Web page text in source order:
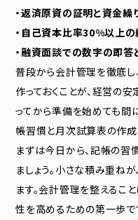
・返済原資の証明と資金繰
・自己資本比率30%以上の
・融資面談での数字の即
普段から会計管理を徹底し
作っておくことが、経営の
ってから準備を始めても間
帳習慣と月次試算表の作成
まずは今日から、記帳の
ましょう。小さな積み重ね
ます。会計管理を整えるこ
性を高めるための第一歩で